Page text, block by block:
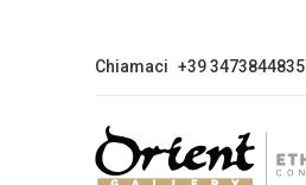
Chiamaci +39 3473844835